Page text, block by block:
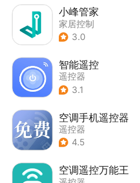
小峰管家
家居控制
3.0
智能遥控
遥控器
3.1
空调手机遥控器
遥控器
4.5
空调遥控万能王